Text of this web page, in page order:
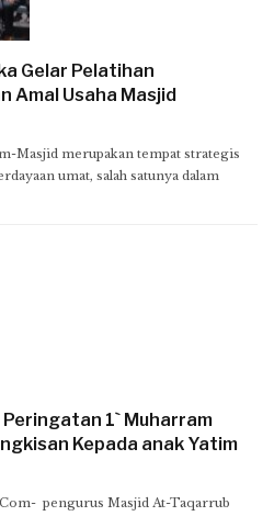
Gelar Pelatihan
Amal Usaha Masjid
Masjid merupakan tempat strategis
umat, salah satunya dalam
1` Muharram
Kepada anak Yatim
pengurus Masjid At-Taqarrub